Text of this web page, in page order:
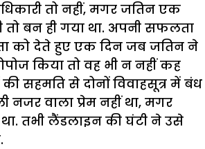
तो नहीं, मगर जतिन एक
तो बन ही गया था. अपनी सफलता
को देते हुए एक दिन जब जतिन ने
किया तो वह भी न नहीं कह
सहमति से दोनों विवाहसूत्र में बंध
वाला प्रेम नहीं था, मगर
था. तभी लैंडलाइन की घंटी ने उसे